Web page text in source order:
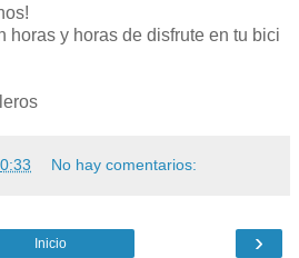
horas y horas de disfrute en tu bici
0:33 No hay comentarios:
›
Inicio